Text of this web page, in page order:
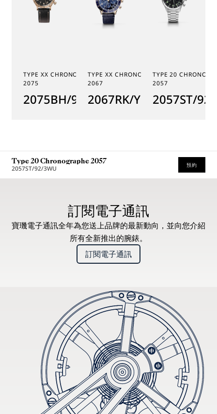
TYPE XX CHRONOGRAPHE
2075
2075BH/99/398
TYPE XX CHRONOGRAPHE
2067
2067RK/Y9/9WU
TYPE 20
2057
2057ST/
Type 20 Chronographe 2057
2057ST/92/3WU 預約
訂閱電子通訊
寶璣電子通訊全年為您送上品牌的最新動向，並向您介紹
所有全新推出的腕錶。
訂閱電子通訊